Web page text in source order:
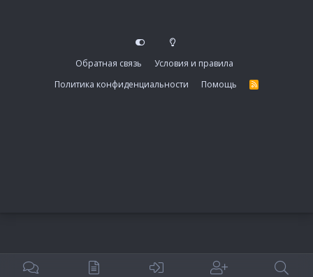
Обратная связь
Условия и правила
Политика конфиденциальности
Помощь
R